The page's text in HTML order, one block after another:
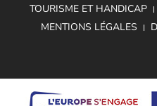
TOURISME ET HANDICAP
MENTIONS LÉGALES